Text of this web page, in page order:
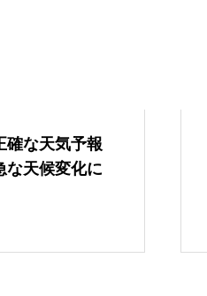
確な天気予報
な天候変化に